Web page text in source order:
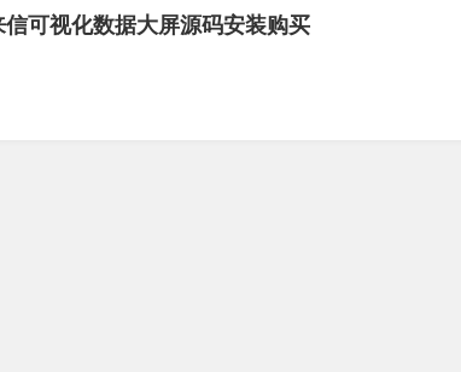
信可视化数据大屏源码安装购买